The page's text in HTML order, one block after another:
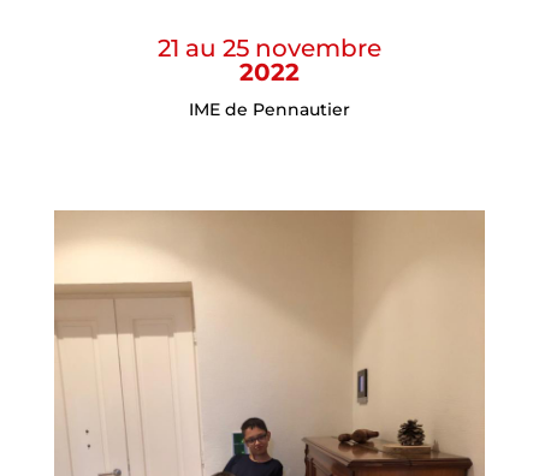
21 au 25 novembre
2022
IME de Pennautier